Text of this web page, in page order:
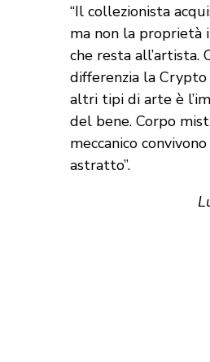
“Il collezionista
ma non la
che resta all’artista.
differenzia la
altri tipi di arte è
del bene. Corpo
meccanico
astratto”.